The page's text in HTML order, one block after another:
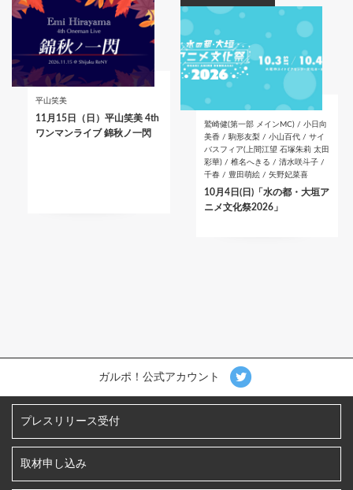
平山笑美
11月15日（日）平山笑美 4th
ワンマンライブ 錦秋ノ一閃
鷲崎健(第一部 メインMC) / 小日向
美香 / 駒形友梨 / 小山百代 / サイ
バスフィア(上間江望 石塚朱莉 太田
彩華) / 椎名へきる / 清水咲斗子 /
千春 / 豊田萌絵 / 矢野妃菜喜
10月4日(日)「水の都・大垣ア
ニメ文化祭2026」
ガルポ！公式アカウント
プレスリリース受付
取材申し込み